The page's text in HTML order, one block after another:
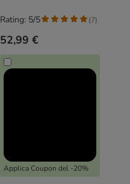
52,99 €
Applica Coupon del -20%
Rating: 5/5 (7)